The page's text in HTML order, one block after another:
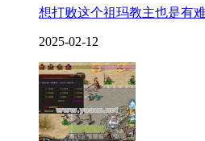
想打败这个祖玛教主也是有
2025-02-12